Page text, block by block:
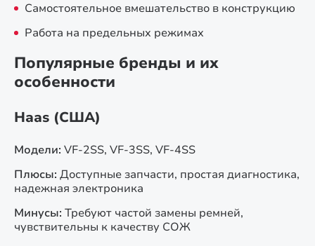
Самостоятельное вмешательство в конструкцию
Работа на предельных режимах
Популярные бренды и их
особенности
Haas (США)
Модели: VF-2SS, VF-3SS, VF-4SS
Плюсы: Доступные запчасти, простая диагностика,
надежная электроника
Минусы: Требуют частой замены ремней,
чувствительны к качеству СОЖ